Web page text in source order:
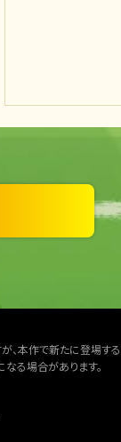
、本作で新たに登場す
る場合があります。